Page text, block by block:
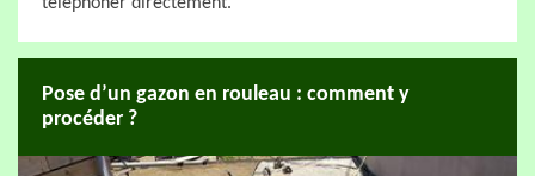
Pose d’un gazon en rouleau : comment y
procéder ?